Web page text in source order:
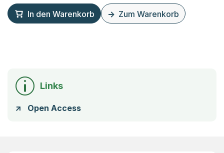
In den Warenkorb Zum Warenkorb
Links
Open Access